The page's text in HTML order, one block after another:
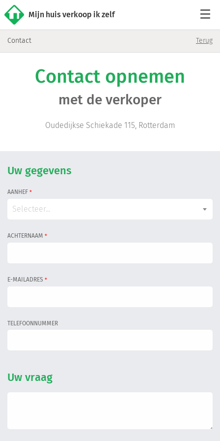
Mijn huis verkoop ik zelf
Woningaanbod
Werkwijze
Reviews
Contact Terug
Contact opnemen
met de verkoper
Oudedijkse Schiekade 115, Rotterdam
Uw gegevens
AANHEF *
Selecteer...
ACHTERNAAM *
E-MAILADRES *
TELEFOONNUMMER
Uw vraag